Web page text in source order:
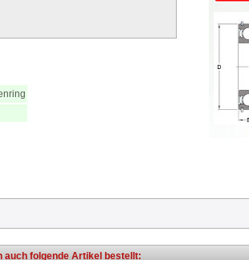
auch folgende Artikel bestellt: